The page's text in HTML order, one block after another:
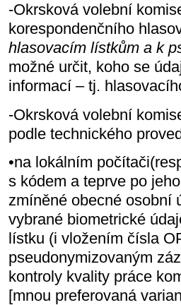
-Okrsková volební
korespondenčního
hlasovacím lístkům a k
možné určit, koho se
informací – tj.
-Okrsková volební
podle technického
•na lokálním
s kódem a teprve po
zmíněné obecné osobní
vybrané biometrické
lístku (i vložením čísla
pseudonymizovaným
kontroly kvality práce
[mnou preferovaná